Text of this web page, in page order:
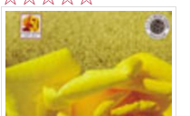
5
4
3
2
1